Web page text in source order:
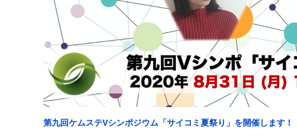
第九回ケムステVシンポジウム「サイコミ夏祭り」を開催します！